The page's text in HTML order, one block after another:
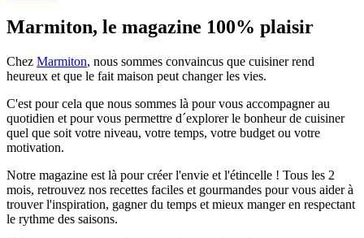
Marmiton, le magazine 100% plaisir
Chez Marmiton, nous sommes convaincus que cuisiner rend
heureux et que le fait maison peut changer les vies.
C'est pour cela que nous sommes là pour vous accompagner au
quotidien et pour vous permettre d´explorer le bonheur de cuisiner
quel que soit votre niveau, votre temps, votre budget ou votre
motivation.
Notre magazine est là pour créer l'envie et l'étincelle ! Tous les 2
mois, retrouvez nos recettes faciles et gourmandes pour vous aider à
trouver l'inspiration, gagner du temps et mieux manger en respectant
le rythme des saisons.